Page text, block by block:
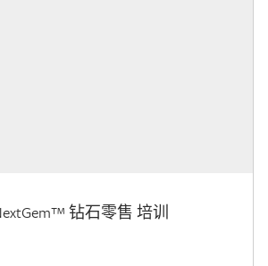
钻石零售 培训